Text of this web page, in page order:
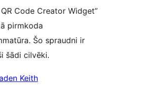
Code Creator Widget”
pirmkoda
Šo spraudni ir
šādi cilvēki.
Keith